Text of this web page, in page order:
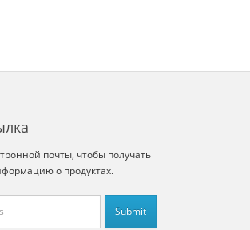
почты, чтобы получать
о продуктах.